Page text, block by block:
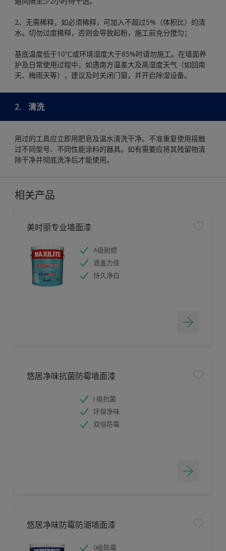
2、无需稀释，如必须稀释，可加入不超过5%（体积比）的清
水。切勿过度稀释，否则会导致起粉，施工前充分搅匀；
基底温度低于10℃或环境湿度大于85%时请勿施工。在墙面养
护及日常使用过程中，如遇南方温差大及高湿度天气（如回南
天、梅雨天等），建议及时关闭门窗，并开启除湿设备。
2. 清洗
用过的工具应立即用肥皂及温水清洗干净。不准重复使用接触
过不同型号、不同性能涂料的器具。如有需要应将其残留物清
除干净并彻底洗净后才能使用。
相关产品
美时丽专业墙面漆
A级耐燃
遮盖力佳
持久净白
悠居净味抗菌防霉墙面漆
I 级抗菌
环保净味
双倍防霉
悠居净味防霉防潮墙面漆
0级防霉